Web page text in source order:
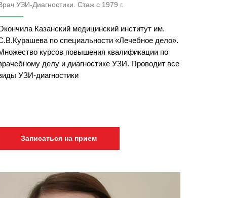
Записаться на прием
Казанский медицинский институт им.
по специальности «Лечебное дело».
курсов повышения квалификации по
делу и диагностике УЗИ. Проводит все
УЗИ-диагностики
УЗИ-Диагностики. Стаж с 1979 г.